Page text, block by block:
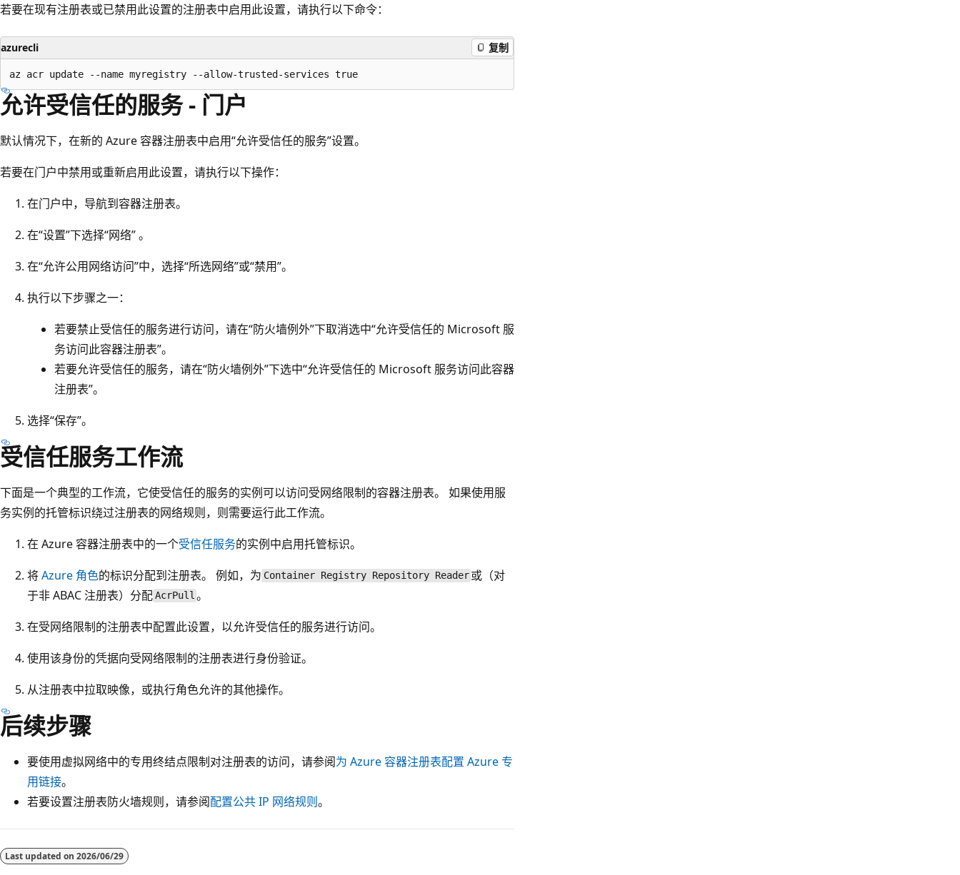
若要在现有注册表或已禁用此设置的注册表中启用此设置，请执行以下命令：
azurecli 复制
允许受信任的服务 - 门户
默认情况下，在新的 Azure 容器注册表中启用“允许受信任的服务”设置。
若要在门户中禁用或重新启用此设置，请执行以下操作：
在门户中，导航到容器注册表。
在“设置”下选择“网络” 。
在“允许公用网络访问”中，选择“所选网络”或“禁用”。
执行以下步骤之一：
若要禁止受信任的服务进行访问，请在“防火墙例外”下取消选中“允许受信任的 Microsoft 服
务访问此容器注册表”。
若要允许受信任的服务，请在“防火墙例外”下选中“允许受信任的 Microsoft 服务访问此容器
注册表”。
选择“保存”。
受信任服务工作流
下面是一个典型的工作流，它使受信任的服务的实例可以访问受网络限制的容器注册表。 如果使用服
务实例的托管标识绕过注册表的网络规则，则需要运行此工作流。
在 Azure 容器注册表中的一个受信任服务的实例中启用托管标识。
将Azure 角色的标识分配到注册表。 例如，为 Container Registry Repository Reader 或 （对
于非 ABAC 注册表）分配AcrPull 。
在受网络限制的注册表中配置此设置，以允许受信任的服务进行访问。
使用该身份的凭据向受网络限制的注册表进行身份验证。
从注册表中拉取映像，或执行角色允许的其他操作。
后续步骤
要使用虚拟网络中的专用终结点限制对注册表的访问，请参阅为 Azure 容器注册表配置 Azure 专
用链接。
若要设置注册表防火墙规则，请参阅配置公共 IP 网络规则。
Last updated on 2026/06/29